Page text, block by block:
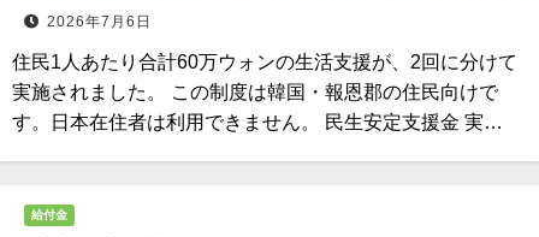
2026年7月6日
住民1人あたり合計60万ウォンの生活支援が、2回に分けて
実施されました。 この制度は韓国・報恩郡の住民向けで
す。日本在住者は利用できません。 民生安定支援金 実…
給付金